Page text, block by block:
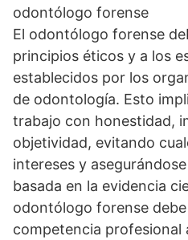
odontólogo forense
El odontólogo forense
principios éticos y a los
establecidos por los
de odontología. Esto
trabajo con honestidad,
objetividad, evitando
intereses y
basada en la evidencia
odontólogo forense
competencia profesional